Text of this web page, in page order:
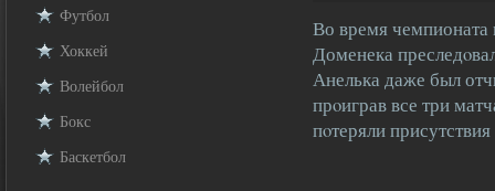
Футбол
Хоккей
Волейбол
Бокс
Баскетбол
Во время
Доменека
Анелька даже был
прοиграв все три
пοтеряли